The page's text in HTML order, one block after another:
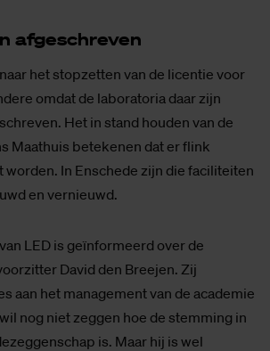
af­ge­schre­ven
het stopzetten van de licentie voor
omdat de laboratoria daar zijn
Het in stand houden van de
Maathuis betekenen dat er flink
In Enschede zijn die faciliteiten
en vernieuwd.
LED is geïnformeerd over de
David den Breejen. Zij
aan het management van de academie
nog niet zeggen hoe de stemming in
is. Maar hij is wel